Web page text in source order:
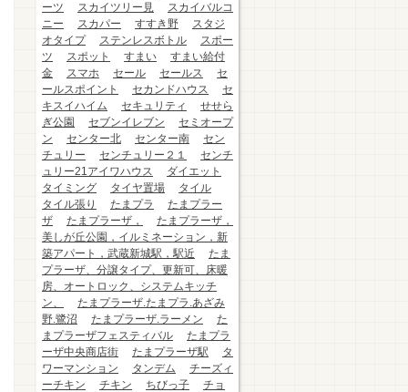
ーツ
スカイツリー見
スカイバルコ
ニー
スカパー すすき野
スタジ
オタイプ
ステンレスボトル
スポー
ツ
スポット すまい
すまい給付
金
スマホ セール セールス
セ
ールスポイント
セカンドハウス
セ
キスイハイム
セキュリティ
せせら
ぎ公園
セブンイレブン
セミオープ
ン
センター北 センター南
セン
チュリー
センチュリー２１
センチ
ュリー21アイワハウス
ダイエット
タイミング
タイヤ置場
タイル
タイル張り
たまプラ
たまプラー
ザ
たまプラーザ，
たまプラーザ，
美しが丘公園，イルミネーション，新
築アパート，武蔵新城駅，駅近
たま
プラーザ、分譲タイプ、更新可、床暖
房、オートロック、システムキッチ
ン、
たまプラーザ.たまプラ.あざみ
野.鷺沼
たまプラーザ.ラーメン
た
まプラーザフェスティバル
たまプラ
ーザ中央商店街
たまプラーザ駅
タ
ワーマンション
タンデム
チーズィ
ーチキン
チキン ちびっ子
チョ